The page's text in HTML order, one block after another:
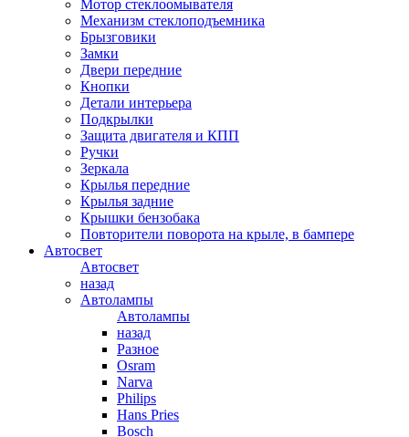
Мотор стеклоомывателя
Механизм стеклоподъемника
Брызговики
Замки
Двери передние
Кнопки
Детали интерьера
Подкрылки
Защита двигателя и КПП
Ручки
Зеркала
Крылья передние
Крылья задние
Крышки бензобака
Повторители поворота на крыле, в бампере
Автосвет
Автосвет
назад
Автолампы
Автолампы
назад
Разное
Osram
Narva
Philips
Hans Pries
Bosch